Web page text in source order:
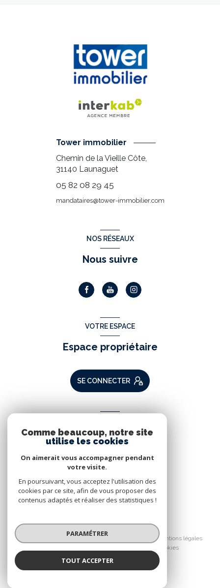
Tower immobilier
Chemin de la Vieille Côte,
31140 Launaguet
05 82 08 29 45
mandataires@tower-immobilier.com
NOS RÉSEAUX
Nous suivre
VOTRE ESPACE
Espace propriétaire
SE CONNECTER
Nous adhérons
© 2026 | Tous droits réservés
Nos partenaires
Nos honoraires
Mentions légales
Cookies
Comme beaucoup, notre site
utilise les cookies
On aimerait vous accompagner pendant
votre visite.
En poursuivant, vous acceptez l'utilisation des
cookies par ce site, afin de vous proposer des
contenus adaptés et réaliser des statistiques !
PARAMÉTRER
TOUT ACCEPTER